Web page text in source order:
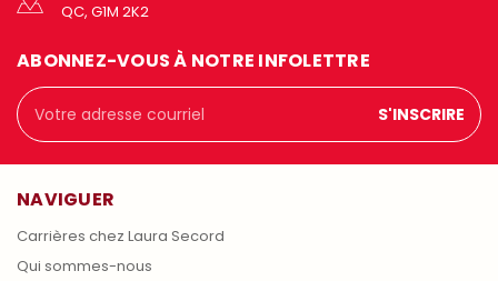
QC, G1M 2K2
ABONNEZ-VOUS À NOTRE INFOLETTRE
Adresse
courriel
NAVIGUER
Carrières chez Laura Secord
Qui sommes-nous